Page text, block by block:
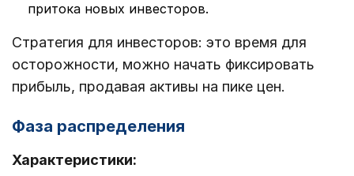
притока новых инвесторов.
Стратегия для инвесторов: это время для
осторожности, можно начать фиксировать
прибыль, продавая активы на пике цен.
Фаза распределения
Характеристики: